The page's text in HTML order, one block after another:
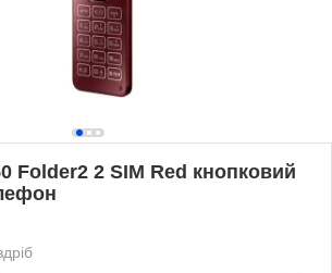
Folder2 2 SIM Red кнопковий